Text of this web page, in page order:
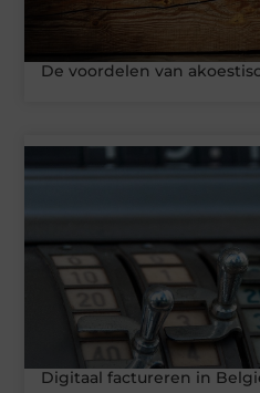
De voordelen van
Digitaal factureren in